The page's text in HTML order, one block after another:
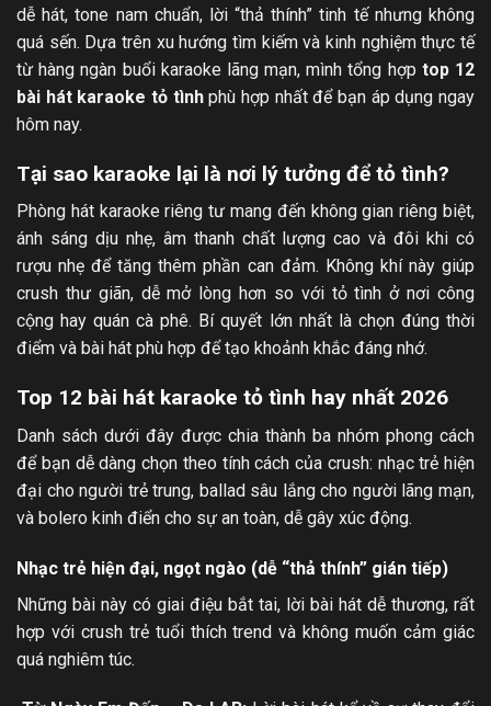
dễ hát, tone nam chuẩn, lời “thả thính” tinh tế nhưng không
quá sến. Dựa trên xu hướng tìm kiếm và kinh nghiệm thực tế
từ hàng ngàn buổi karaoke lãng mạn, mình tổng hợp top 12
bài hát karaoke tỏ tìnhphù hợp nhất để bạn áp dụng ngay
hôm nay.
Tại sao karaoke lại là nơi lý tưởng để tỏ tình?
Phòng hát karaoke riêng tư mang đến không gian riêng biệt,
ánh sáng dịu nhẹ, âm thanh chất lượng cao và đôi khi có
rượu nhẹ để tăng thêm phần can đảm. Không khí này giúp
crush thư giãn, dễ mở lòng hơn so với tỏ tình ở nơi công
cộng hay quán cà phê. Bí quyết lớn nhất là chọn đúng thời
điểm và bài hát phù hợp để tạo khoảnh khắc đáng nhớ.
Top 12 bài hát karaoke tỏ tình hay nhất 2026
Danh sách dưới đây được chia thành ba nhóm phong cách
để bạn dễ dàng chọn theo tính cách của crush: nhạc trẻ hiện
đại cho người trẻ trung, ballad sâu lắng cho người lãng mạn,
và bolero kinh điển cho sự an toàn, dễ gây xúc động.
Nhạc trẻ hiện đại, ngọt ngào (dễ “thả thính” gián tiếp)
Những bài này có giai điệu bắt tai, lời bài hát dễ thương, rất
hợp với crush trẻ tuổi thích trend và không muốn cảm giác
quá nghiêm túc.